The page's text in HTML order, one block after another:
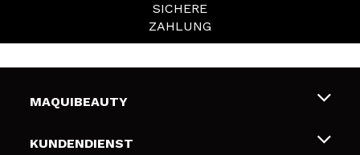
SICHERE
ZAHLUNG
MAQUIBEAUTY
Über uns
KUNDENDIENST